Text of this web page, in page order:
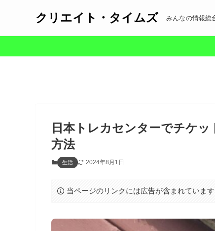
クリエイト・タイムズ みんなの情報総
日本トレカセンターでチケ
方法
生活 2024年8月1日
当ページのリンクには広告が含まれています